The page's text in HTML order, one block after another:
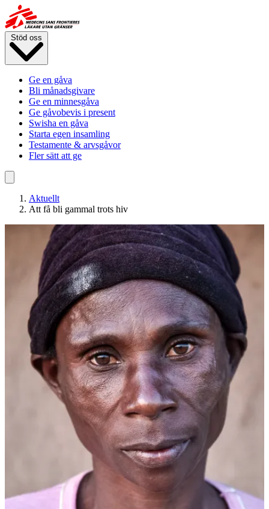
Hoppa
till
huvudinnehåll
Stöd oss
Ge en gåva
Bli månadsgivare
Ge en minnesgåva
Ge gåvobevis i present
Swisha en gåva
Starta egen insamling
Testamente & arvsgåvor
Fler sätt att ge
Aktuellt
Att få bli gammal trots hiv